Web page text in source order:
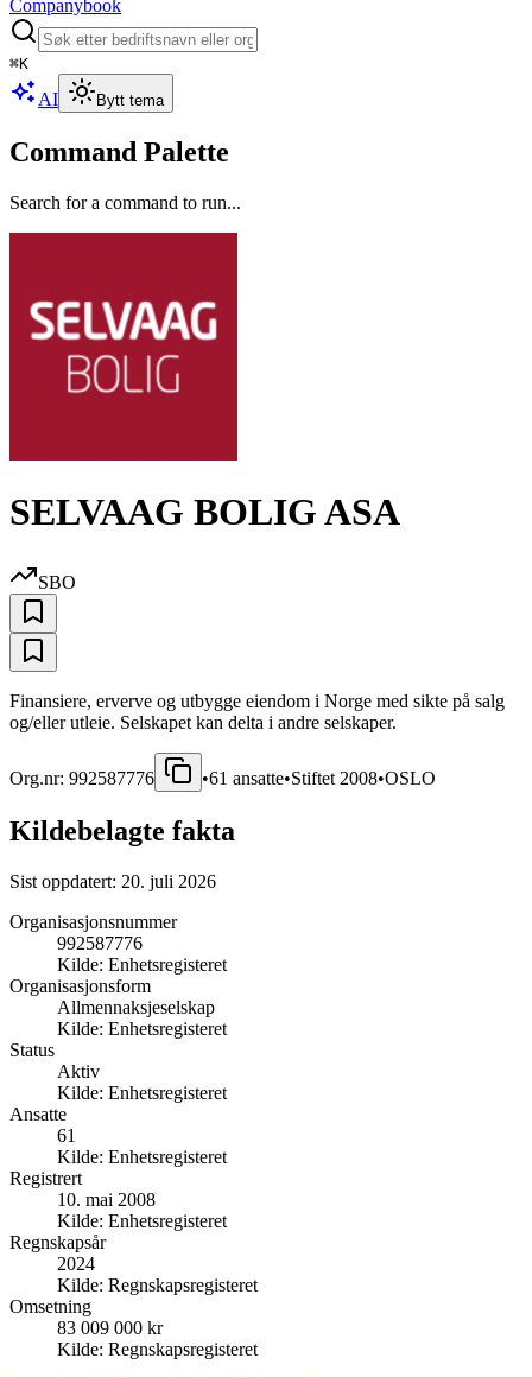
Companybook
⌘K
AI Bytt tema
Command Palette
Search for a command to run...
SELVAAG BOLIG ASA
SBO
Finansiere, erverve og utbygge eiendom i Norge med sikte på salg
og/eller utleie. Selskapet kan delta i andre selskaper.
Org.nr: 992587776 •61 ansatte•Stiftet 2008•OSLO
Kildebelagte fakta
Sist oppdatert: 20. juli 2026
Organisasjonsnummer
992587776
Kilde: Enhetsregisteret
Organisasjonsform
Allmennaksjeselskap
Kilde: Enhetsregisteret
Status
Aktiv
Kilde: Enhetsregisteret
Ansatte
61
Kilde: Enhetsregisteret
Registrert
10. mai 2008
Kilde: Enhetsregisteret
Regnskapsår
2024
Kilde: Regnskapsregisteret
Omsetning
83 009 000 kr
Kilde: Regnskapsregisteret